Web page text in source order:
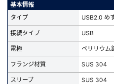
▼特注品も対応いたします
承ります
ページ右側の「お問い合わせ」ボタ
※USB3.0の製品は からご覧く
精密洗浄のご依頼はこちらから
基本情報
タイプ
USB2.0 め
接続タイプ USB
電極 ベリリウム
フランジ材質 SUS 304
スリーブ SUS 304
新規会員登
※新規会員登録をお申し込み頂いてから